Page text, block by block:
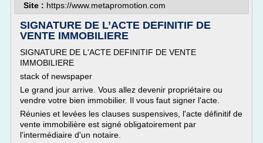
Site : https://www.metapromotion.com
SIGNATURE DE L’ACTE DEFINITIF DE
VENTE IMMOBILIERE
SIGNATURE DE L'ACTE DEFINITIF DE VENTE
IMMOBILIERE
stack of newspaper
Le grand jour arrive. Vous allez devenir propriétaire ou
vendre votre bien immobilier. Il vous faut signer l'acte.
Réunies et levées les clauses suspensives, l'acte définitif de
vente immobilière est signé obligatoirement par
l'intermédiaire d'un notaire.